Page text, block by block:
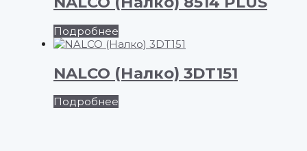
Подробнее
NALCO (Налко) 3DT151
Подробнее